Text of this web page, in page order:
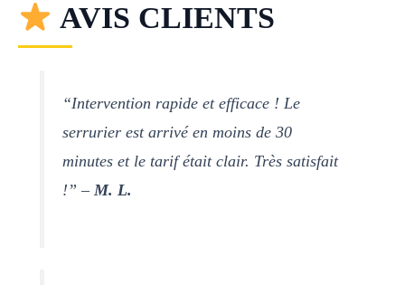
AVIS CLIENTS
“Intervention rapide et efficace ! Le
serrurier est arrivé en moins de 30
minutes et le tarif était clair. Très satisfait
!” – M. L.